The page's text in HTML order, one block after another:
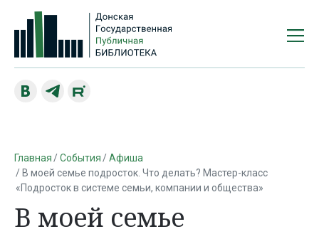
Главная События
Афиша
В моей семье подросток. Что делать? Мастер-класс
«Подросток в системе семьи, компании и общества»
В моей семье